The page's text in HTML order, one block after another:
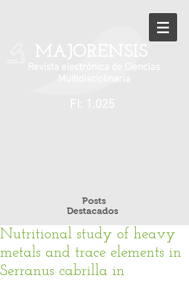
MAJORENSIS
Posts
Destacados
Nutritional study of heavy
metals and trace elements in
Serranus cabrilla in